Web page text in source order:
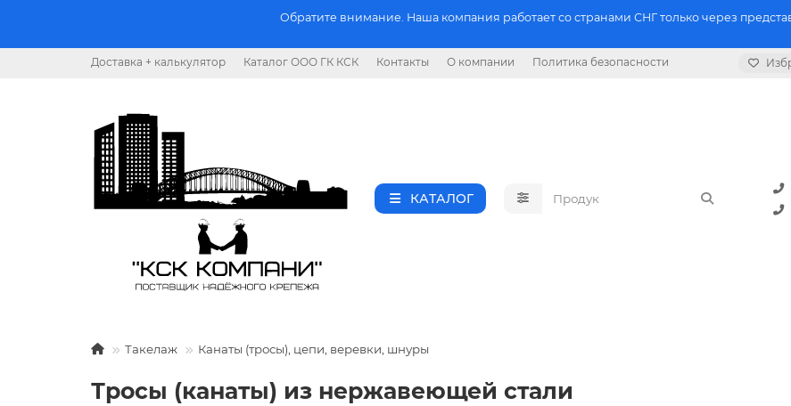
Обратите внимание. Наша компания работает со странами СНГ только через
Доставка + калькулятор Каталог ООО ГК КСК Контакты О компании Политика безопасности
КАТАЛОГ
Такелаж Канаты (тросы), цепи, веревки, шнуры
Тросы (канаты) из нержавеющей стали